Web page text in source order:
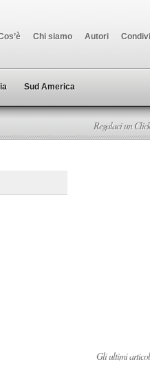
Chi siamo Autori
Sud America
Regalaci un
Gli ultimi